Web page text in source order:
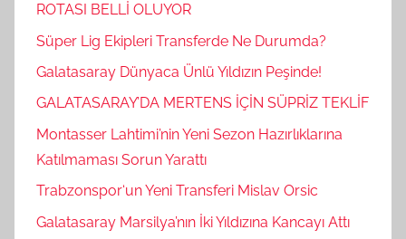
ROTASI BELLİ OLUYOR
Süper Lig Ekipleri Transferde Ne Durumda?
Galatasaray Dünyaca Ünlü Yıldızın Peşinde!
GALATASARAY’DA MERTENS İÇİN SÜPRİZ TEKLİF
Montasser Lahtimi’nin Yeni Sezon Hazırlıklarına
Katılmaması Sorun Yarattı
Trabzonspor‘un Yeni Transferi Mislav Orsic
Galatasaray Marsilya’nın İki Yıldızına Kancayı Attı